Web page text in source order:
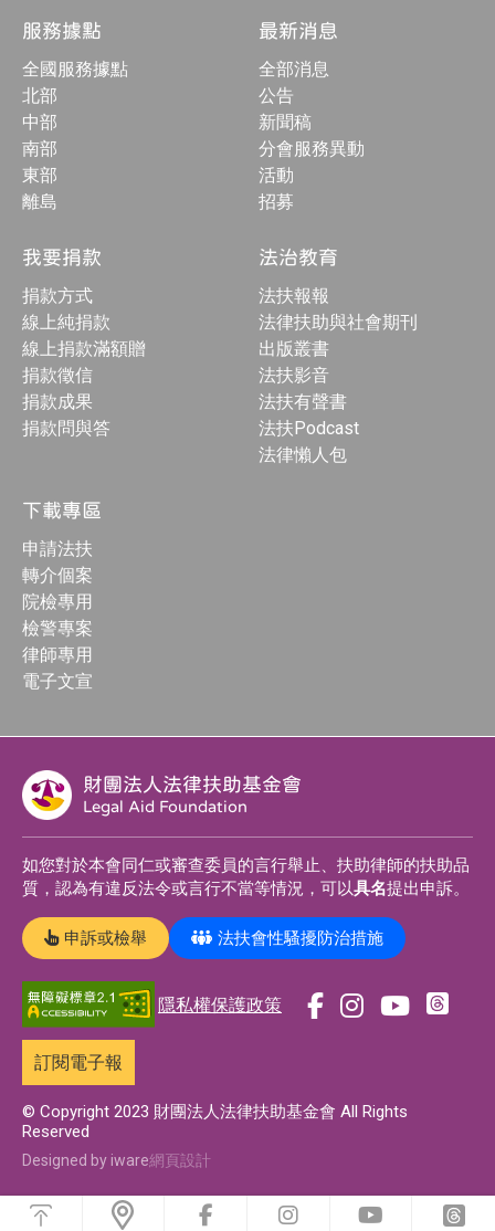
服務據點
全國服務據點
北部
中部
南部
東部
離島
最新消息
全部消息
公告
新聞稿
分會服務異動
活動
招募
我要捐款
捐款方式
線上純捐款
線上捐款滿額贈
捐款徵信
捐款成果
捐款問與答
法治教育
法扶報報
法律扶助與社會期刊
出版叢書
法扶影音
法扶有聲書
法扶Podcast
法律懶人包
下載專區
申請法扶
轉介個案
院檢專用
檢警專案
律師專用
電子文宣
財團法人法律扶助基金會
Legal Aid Foundation
如您對於本會同仁或審查委員的言行舉止、扶助律師的扶助品
質，認為有違反法令或言行不當等情況，可以具名提出申訴。
申訴或檢舉 法扶會性騷擾防治措施
隱私權保護政策
a
b
n
a
o
u
b
a
訂閱電子報
© Copyright 2023 財團法人法律扶助基金會 All Rights
Reserved
Designed by iware網頁設計
前
前